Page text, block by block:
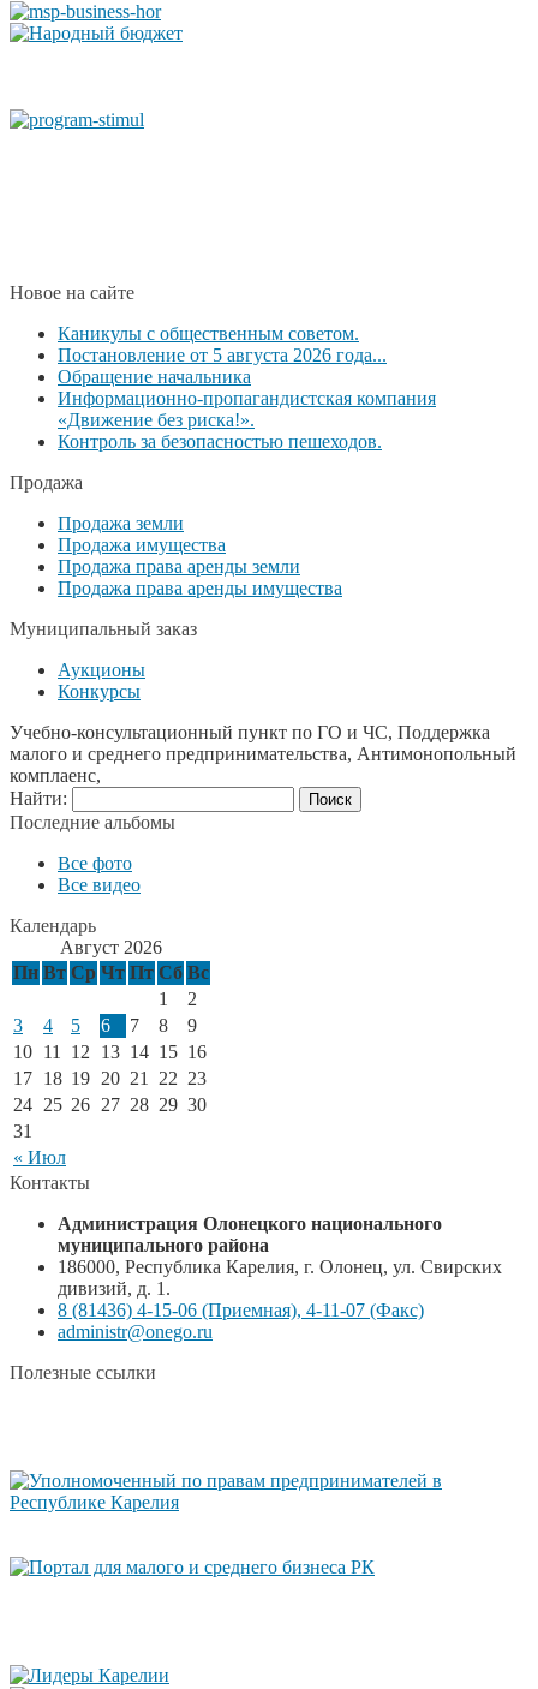
Новое на сайте
Каникулы с общественным советом.
Постановление от 5 августа 2026 года...
Обращение начальника
Информационно-пропагандистская компания
«Движение без риска!».
Контроль за безопасностью пешеходов.
Продажа
Продажа земли
Продажа имущества
Продажа права аренды земли
Продажа права аренды имущества
Муниципальный заказ
Аукционы
Конкурсы
Учебно-консультационный пункт по ГО и ЧС, Поддержка
малого и среднего предпринимательства, Антимонопольный
комплаенс,
Найти:
Последние альбомы
Все фото
Все видео
Календарь
Август 2026
Пн Вт Ср Чт Пт Сб Вс
« Июл
1
2
3
4 5 6 7 8
9
10 11 12 13 14 15 16
17 18 19 20 21 22 23
24 25 26 27 28 29 30
31
Контакты
Администрация Олонецкого национального
муниципального района
186000, Республика Карелия, г. Олонец, ул. Свирских
дивизий, д. 1.
8 (81436) 4-15-06 (Приемная), 4-11-07 (Факс)
administr@onego.ru
Полезные ссылки